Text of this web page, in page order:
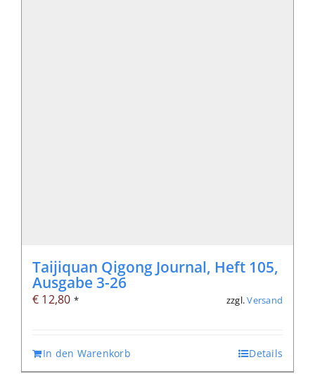
Taijiquan Qigong Journal, Heft 105,
Ausgabe 3-26
€ 12,80 * zzgl.Versand
In den Warenkorb Details